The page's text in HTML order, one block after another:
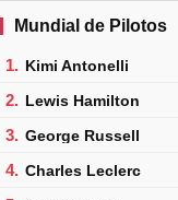
Mundial de Pilotos
1. Kimi Antonelli
2. Lewis Hamilton
3. George Russell
4. Charles Leclerc